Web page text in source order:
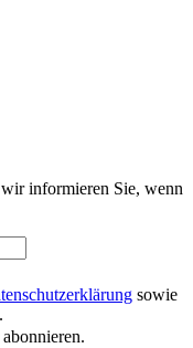
informieren Sie, wenn
sowie